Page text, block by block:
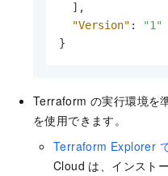
] ,
"Version" :
"1"
}
Terraform の実行環境を
を使用できます。
Terraform Explorer
Cloud は、インスト